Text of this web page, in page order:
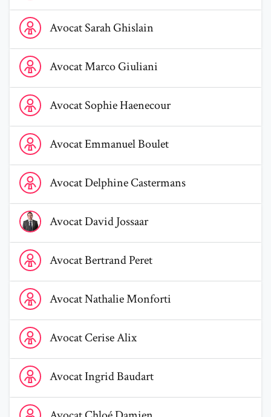
Voir le profil de AvocatSarah Ghislain
AvocatSarahGhislain
Voir le profil de AvocatMarco Giuliani
AvocatMarcoGiuliani
Voir le profil de AvocatSophie Haenecour
AvocatSophieHaenecour
Voir le profil de AvocatEmmanuel Boulet
AvocatEmmanuelBoulet
Voir le profil de AvocatDelphine Castermans
AvocatDelphineCastermans
Voir le profil de AvocatDavid Jossaar
AvocatDavidJossaar
Voir le profil de AvocatBertrand Peret
AvocatBertrandPeret
Voir le profil de AvocatNathalie Monforti
AvocatNathalieMonforti
Voir le profil de AvocatCerise Alix
AvocatCeriseAlix
Voir le profil de AvocatIngrid Baudart
AvocatIngridBaudart
Voir le profil de AvocatChloé Damien